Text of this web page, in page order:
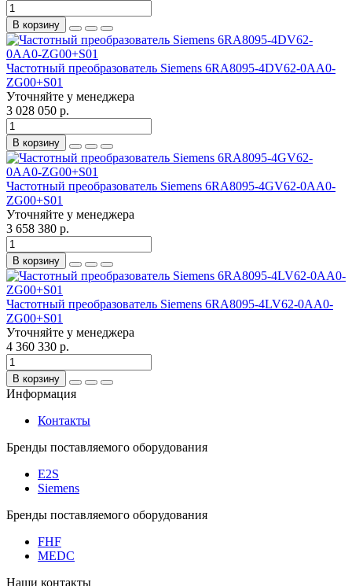
В корзину
Частотный преобразователь Siemens 6RA8095-4DV62-0AA0-
ZG00+S01
Уточняйте у менеджера
3 028 050 р.
В корзину
Частотный преобразователь Siemens 6RA8095-4GV62-0AA0-
ZG00+S01
Уточняйте у менеджера
3 658 380 р.
В корзину
Частотный преобразователь Siemens 6RA8095-4LV62-0AA0-
ZG00+S01
Уточняйте у менеджера
4 360 330 р.
В корзину
Информация
Контакты
Бренды поставляемого оборудования
E2S
Siemens
Бренды поставляемого оборудования
FHF
MEDC
Наши контакты